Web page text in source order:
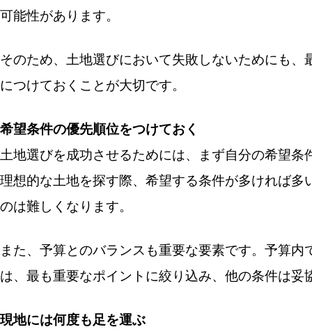
可能性があります。
そのため、土地選びにおいて失敗しないためにも
につけておくことが大切です。
希望条件の優先順位をつけておく
土地選びを成功させるためには、まず自分の希望
理想的な土地を探す際、希望する条件が多ければ
のは難しくなります。
また、予算とのバランスも重要な要素です。予算
は、最も重要なポイントに絞り込み、他の条件は妥
現地には何度も足を運ぶ